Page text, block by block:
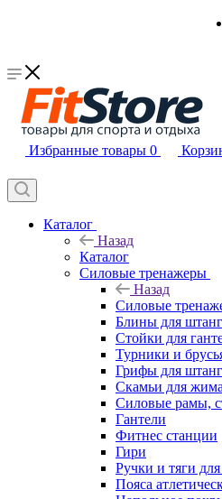
Избранные товары 0
Каталог
Назад
Каталог
Силовые тренажеры
Назад
Силовые
Блины для
Стойки для
Турники и
Грифы для
Скамьи для
Силовые рамы,
Гантели
Фитнес станции
Гири
Ручки и тяги
Пояса